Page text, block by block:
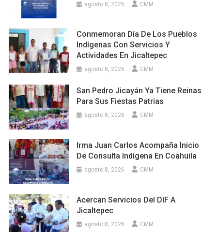
agosto 8, 2026 CMM
Conmemoran Día De Los Pueblos
Indígenas Con Servicios Y
Actividades En Jicaltepec
agosto 8, 2026 CMM
San Pedro Jicayán Ya Tiene Reinas
Para Sus Fiestas Patrias
agosto 8, 2026 CMM
Irma Juan Carlos Acompaña Inicio
De Consulta Indígena En Coahuila
agosto 8, 2026 CMM
Acercan Servicios Del DIF A
Jicaltepec
agosto 8, 2026 CMM